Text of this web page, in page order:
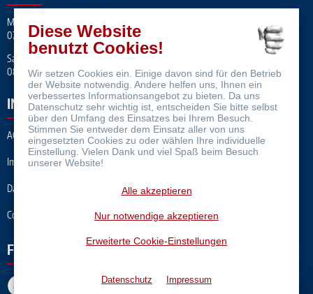
Mo. – Fr.
07:00 – 17:00 Uhr
Sa.
08:00 - 12:00 Uhr
INFORMATION
AGB
Impressum
Datenschutz
Cookie-Einstellungen
FOLGEN SIE UNS AUF
Diese Website
benutzt Cookies!
Wir setzen Cookies ein. Einige davon sind für den Betrieb
der Website notwendig. Andere helfen uns, Ihnen ein
verbessertes Informationsangebot zu bieten. Da uns
Datenschutz sehr wichtig ist, entscheiden Sie bitte selbst
über den Umfang des Einsatzes bei Ihrem Besuch.
Stimmen Sie entweder dem Einsatz aller von uns
eingesetzten Cookies zu oder wählen Ihre individuelle
Einstellung. Vielen Dank und viel Spaß beim Besuch
unserer Website!
Alle akzeptieren
Nur notwendige akzeptieren
Erweiterte Cookie-Einstellungen
Datenschutz Impressum